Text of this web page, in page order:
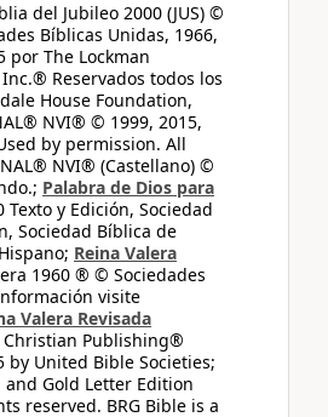
del Jubileo 2000 (JUS) ©
Bíblicas Unidas, 1966,
por The Lockman
Reservados todos los
House Foundation,
NVI® © 1999, 2015,
by permission. All
NVI® (Castellano) ©
Palabra de Dios para
y Edición, Sociedad
Sociedad Bíblica de
Reina Valera
1960 ® © Sociedades
visite
Valera Revisada
Christian Publishing®
United Bible Societies;
and Gold Letter Edition
reserved. BRG Bible is a